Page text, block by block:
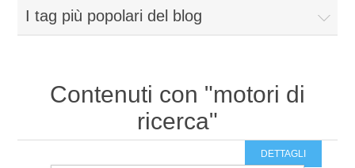
Cosa facciamo
I tag più popolari del blog
Contenuti con "motori di
ricerca"
DETTAGLI